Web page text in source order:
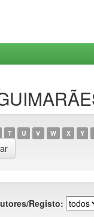
T U V W X Y
Registo: